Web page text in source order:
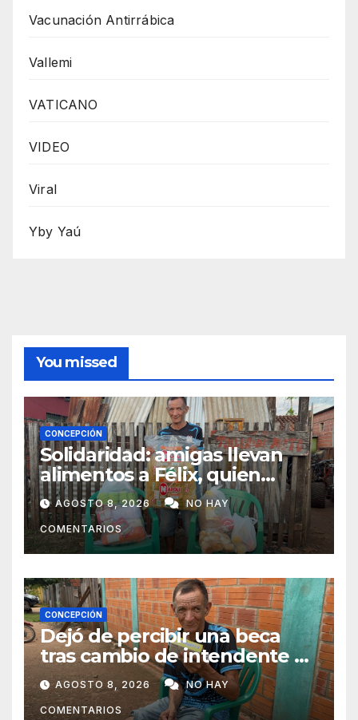
Vacunación Antirrábica
Vallemi
VATICANO
VIDEO
Viral
Yby Yaú
You missed
CONCEPCIÓN
Solidaridad: amigas llevan
alimentos a Félix, quien
ahora vende caramelos para
subsistir
AGOSTO 8, 2026 NO HAY
COMENTARIOS
CONCEPCIÓN
Dejó de percibir una beca
tras cambio de intendente y
ahora vende caramelos para
subsistir
AGOSTO 8, 2026 NO HAY
COMENTARIOS